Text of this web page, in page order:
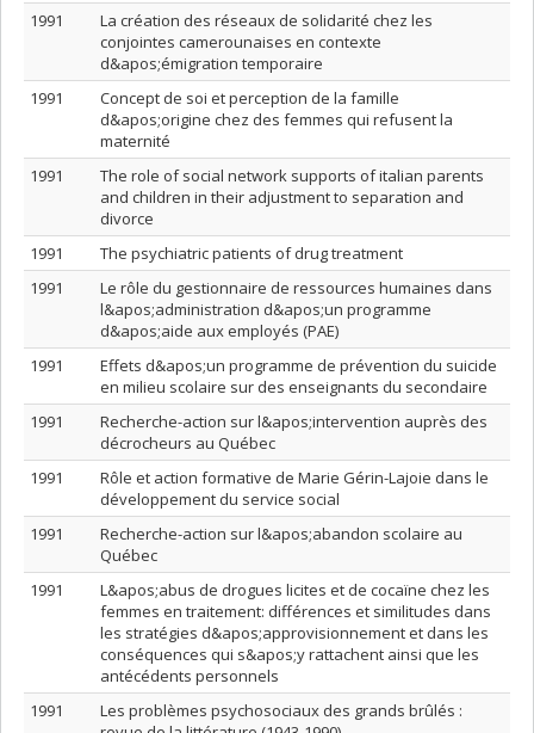
1991
La création des réseaux de solidarité chez les
conjointes camerounaises en contexte
d&apos;émigration temporaire
1991
Concept de soi et perception de la famille
d&apos;origine chez des femmes qui refusent la
maternité
1991
The role of social network supports of italian parents
and children in their adjustment to separation and
divorce
1991
The psychiatric patients of drug treatment
1991
Le rôle du gestionnaire de ressources humaines dans
l&apos;administration d&apos;un programme
d&apos;aide aux employés (PAE)
1991
Effets d&apos;un programme de prévention du suicide
en milieu scolaire sur des enseignants du secondaire
1991
Recherche-action sur l&apos;intervention auprès des
décrocheurs au Québec
1991
Rôle et action formative de Marie Gérin-Lajoie dans le
développement du service social
1991
Recherche-action sur l&apos;abandon scolaire au
Québec
1991
L&apos;abus de drogues licites et de cocaïne chez les
femmes en traitement: différences et similitudes dans
les stratégies d&apos;approvisionnement et dans les
conséquences qui s&apos;y rattachent ainsi que les
antécédents personnels
1991
Les problèmes psychosociaux des grands brûlés :